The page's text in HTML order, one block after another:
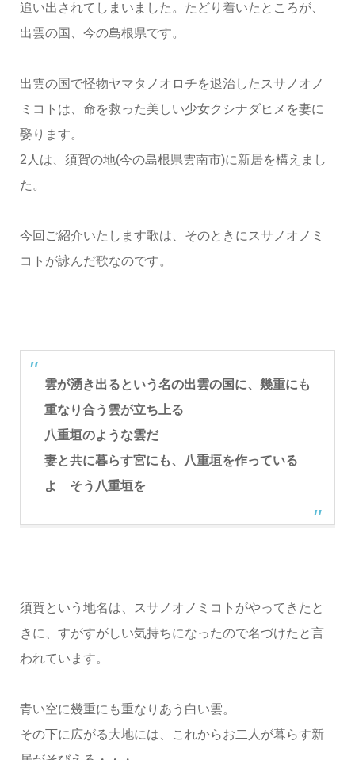
追い出されてしまいました。たどり着いたところが、
出雲の国、今の島根県です。
出雲の国で怪物ヤマタノオロチを退治したスサノオノ
ミコトは、命を救った美しい少女クシナダヒメを妻に
娶ります。
2人は、須賀の地(今の島根県雲南市)に新居を構えまし
た。
今回ご紹介いたします歌は、そのときにスサノオノミ
コトが詠んだ歌なのです。
雲が湧き出るという名の出雲の国に、幾重にも
重なり合う雲が立ち上る
八重垣のような雲だ
妻と共に暮らす宮にも、八重垣を作っている
よ そう八重垣を
須賀という地名は、スサノオノミコトがやってきたと
きに、すがすがしい気持ちになったので名づけたと言
われています。
青い空に幾重にも重なりあう白い雲。
その下に広がる大地には、これからお二人が暮らす新